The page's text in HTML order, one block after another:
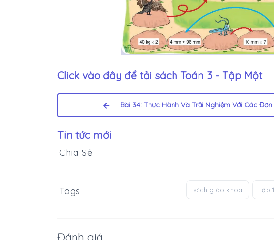
Click vào đây để tải sách Toán 3 - Tập Một
Bài 34: Thực Hành Và Trải Nghiệm Với Các Đơn
Tin tức mới
Chia Sẻ
Tags sách giáo khoa tập 1